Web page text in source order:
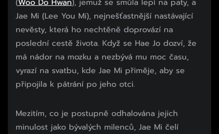
Jae Mi (Lee You Mi), nejnešťastnější nastávající
nevěsty, která ho nechtěně doprovází na
poslední cestě života. Když se Hae Jo dozví, že
má nádor na mozku a nezbývá mu moc času,
vyrazí na svatbu, kde Jae Mi přiměje, aby se
připojila k pátrání po jeho otci.
Mezitím, co je postupně odhalována jejich
minulost jako bývalých milenců, Jae Mi čelí